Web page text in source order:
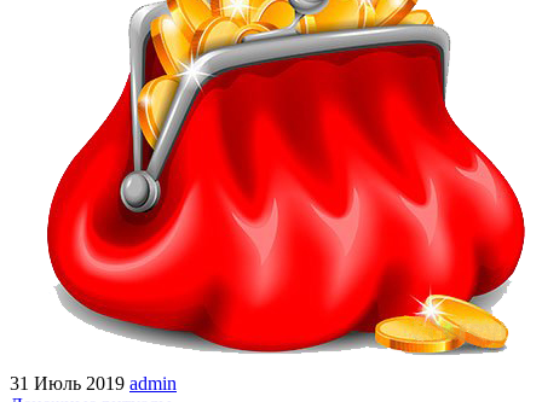
31 Июль 2019 admin